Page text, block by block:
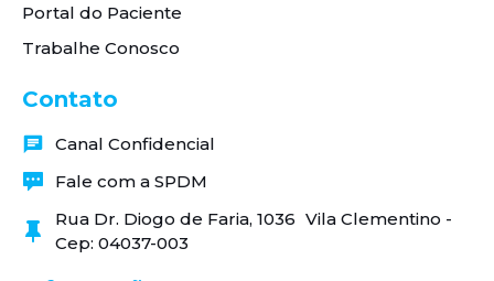
Portal do Paciente
Trabalhe Conosco
Contato
Canal Confidencial
Fale com a SPDM
Rua Dr. Diogo de Faria, 1036 Vila Clementino -
Cep: 04037-003